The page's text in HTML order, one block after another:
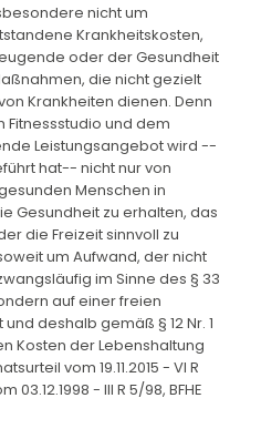
nicht um
Krankheitskosten,
oder der Gesundheit
die nicht gezielt
Krankheiten dienen. Denn
Fitnessstudio und dem
Leistungsangebot wird --
hat-- nicht nur von
Menschen in
Gesundheit zu erhalten, das
die Freizeit sinnvoll zu
um Aufwand, der nicht
im Sinne des § 33
auf einer freien
deshalb gemäß § 12 Nr. 1
Kosten der Lebenshaltung
vom 19.11.2015 - VI R
03.12.1998 - III R 5/98, BFHE